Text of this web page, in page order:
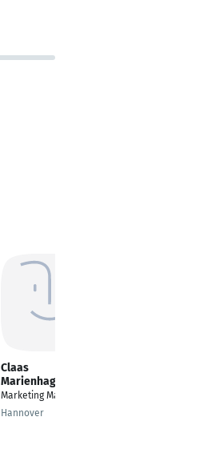
Claas
Marienhagen
Marketing Manager
Hannover